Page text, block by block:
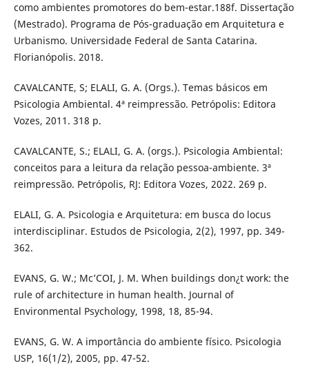
como ambientes promotores do bem-estar.188f. Dissertação
(Mestrado). Programa de Pós-graduação em Arquitetura e
Urbanismo. Universidade Federal de Santa Catarina.
Florianópolis. 2018.
CAVALCANTE, S; ELALI, G. A. (Orgs.). Temas básicos em
Psicologia Ambiental. 4ª reimpressão. Petrópolis: Editora
Vozes, 2011. 318 p.
CAVALCANTE, S.; ELALI, G. A. (orgs.). Psicologia Ambiental:
conceitos para a leitura da relação pessoa-ambiente. 3ª
reimpressão. Petrópolis, RJ: Editora Vozes, 2022. 269 p.
ELALI, G. A. Psicologia e Arquitetura: em busca do locus
interdisciplinar. Estudos de Psicologia, 2(2), 1997, pp. 349-
362.
EVANS, G. W.; Mc’COI, J. M. When buildings don¿t work: the
rule of architecture in human health. Journal of
Environmental Psychology, 1998, 18, 85-94.
EVANS, G. W. A importância do ambiente físico. Psicologia
USP, 16(1/2), 2005, pp. 47-52.